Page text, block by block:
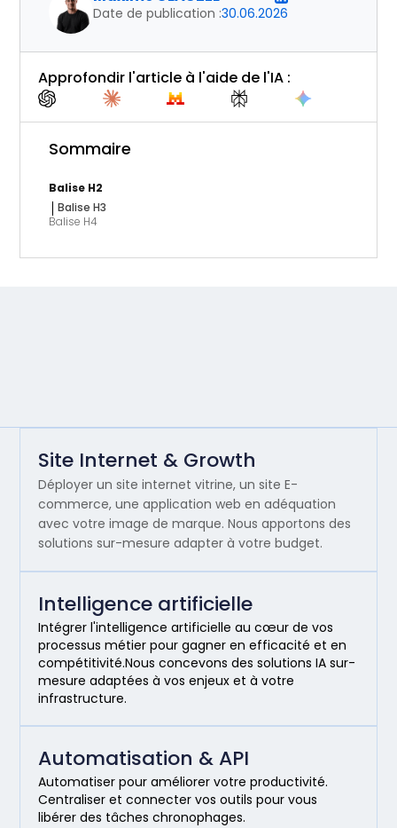
Date de publication :30.06.2026
Approfondir l'article à l'aide de l'IA :
Sommaire
Balise H2
Balise H3
Balise H4
Site Internet & Growth
Déployer un site internet vitrine, un site E-
commerce, une application web en adéquation
avec votre image de marque. Nous apportons des
solutions sur-mesure adapter à votre budget.
Automatisation & API
Automatiser pour améliorer votre productivité.
Centraliser et connecter vos outils pour vous
libérer des tâches chronophages.
Intelligence artificielle
Intégrer l'intelligence artificielle au cœur de vos
processus métier pour gagner en efficacité et en
compétitivité.Nous concevons des solutions IA sur-
mesure adaptées à vos enjeux et à votre
infrastructure.